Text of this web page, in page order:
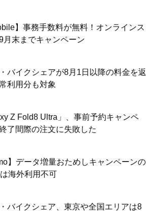
】事務手数料が無料！オンラインス
月末までキャンペーン
バイクシェアが8月1日以降の料金を返
利用分も対象
Z Fold8 Ultra」、事前予約キャンペ
了間際の注文に失敗した
】データ増量おためしキャンペーンの
海外利用不可
バイクシェア、東京や全国エリアは8